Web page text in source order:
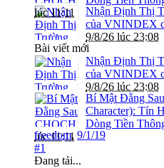
lúc 11:11
Nhận Định Thị
của VNINDEX
9/8/26 lúc 23:08
Bài viết mới
Nhận Định Thị
của VNINDEX
9/8/26 lúc 23:08
Bí Mật Đằng
Character): Tín
Dòng Tiền
lúc 11:11
freedom, 9/1/19
#1
Đang tải...